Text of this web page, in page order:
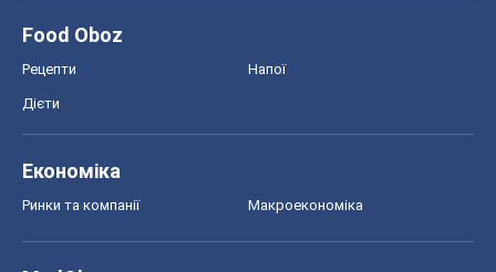
Food Oboz
Рецепти Напої
Дієти
Економіка
Ринки та компанії Макроекономіка